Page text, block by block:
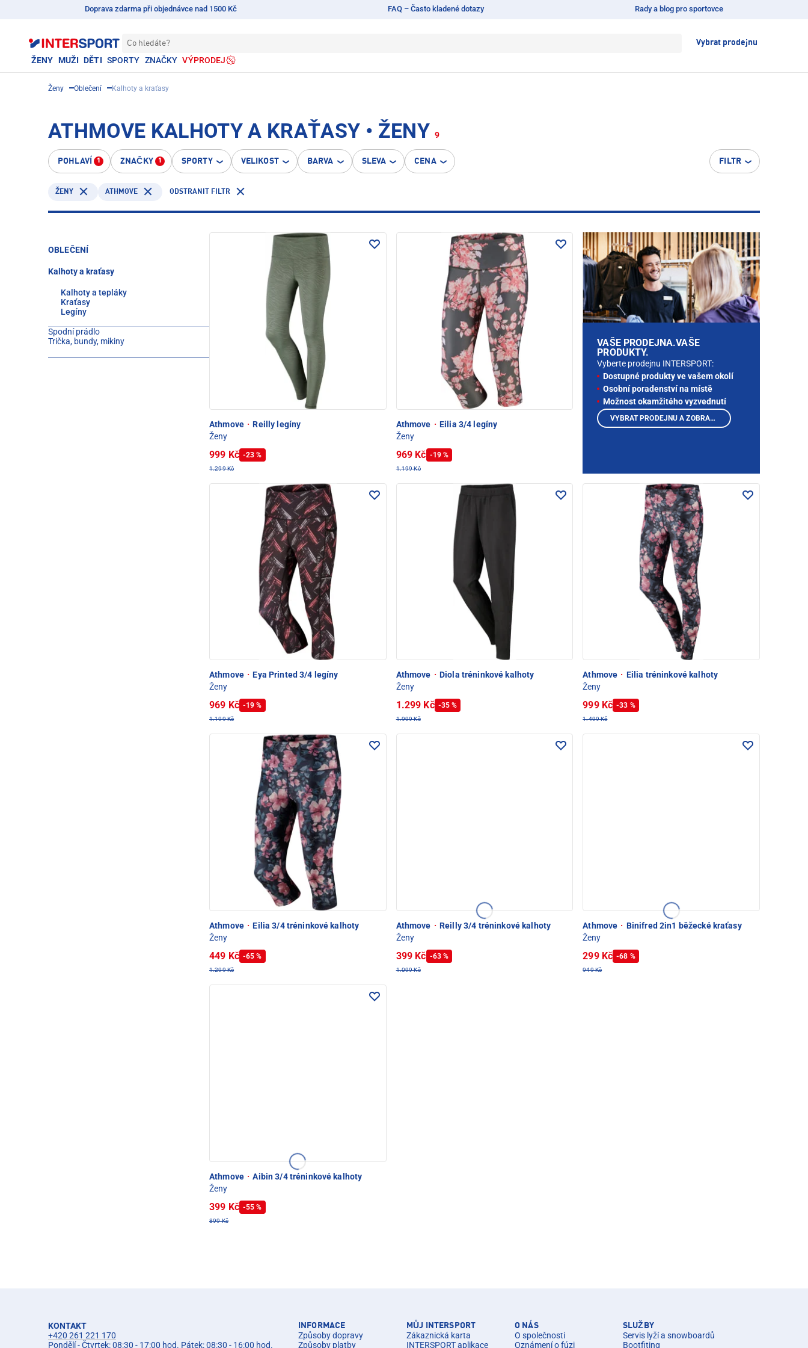
Doprava zdarma při objednávce nad 1500 Kč FAQ – Často kladené dotazy Rady a blog pro sportovce
Co hledáte? Vybrat prodejnu
ŽENY MUŽI DĚTI SPORTY ZNAČKY VÝPRODEJ
Ženy Oblečení Kalhoty a kraťasy
ATHMOVE KALHOTY A KRAŤASY • ŽENY 9
POHLAVÍ 1 ZNAČKY 1 SPORTY VELIKOST BARVA SLEVA CENA FILTR
ŽENY ATHMOVE ODSTRANIT FILTR
OBLEČENÍ
Kalhoty a kraťasy
Kalhoty a tepláky
Kraťasy
Legíny
Spodní prádlo
Trička, bundy, mikiny
Athmove · Reilly legíny
Ženy
999 Kč -23 %
1.299 Kč
Athmove · Eilia 3/4 legíny
Ženy
969 Kč -19 %
1.199 Kč
Athmove · Eya Printed 3/4 legíny
Ženy
969 Kč -19 %
1.199 Kč
Athmove · Diola tréninkové kalhoty
Ženy
1.299 Kč -35 %
1.999 Kč
Athmove · Eilia tréninkové kalhoty
Ženy
999 Kč -33 %
1.499 Kč
Athmove · Eilia 3/4 tréninkové kalhoty
Ženy
449 Kč -65 %
1.299 Kč
Athmove · Reilly 3/4 tréninkové kalhoty
Ženy
399 Kč -63 %
1.099 Kč
Athmove · Binifred 2in1 běžecké kraťasy
Ženy
299 Kč -68 %
949 Kč
Athmove · Aibin 3/4 tréninkové kalhoty
Ženy
399 Kč -55 %
899 Kč
VAŠE PRODEJNA.VAŠE
PRODUKTY.
Vyberte prodejnu INTERSPORT:
Dostupné produkty ve vašem okolí
Osobní poradenství na místě
Možnost okamžitého vyzvednutí
VYBRAT PRODEJNU A ZOBRAZIT PRODUKTY
KONTAKT
+420 261 221 170
Pondělí - Čtvrtek: 08:30 - 17:00 hod. Pátek: 08:30 - 16:00 hod.
INFORMACE
Způsoby dopravy
Způsoby platby
MŮJ INTERSPORT
Zákaznická karta
INTERSPORT aplikace
O NÁS
O společnosti
Oznámení o fúzi
SLUŽBY
Servis lyží a snowboardů
Bootfiting